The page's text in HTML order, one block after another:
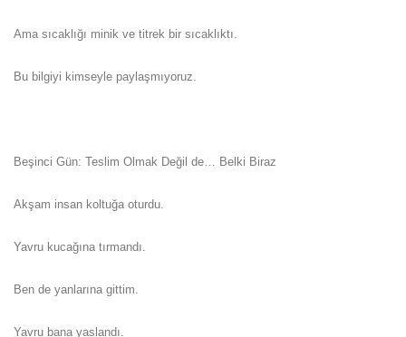
Ama sıcaklığı minik ve titrek bir sıcaklıktı.
Bu bilgiyi kimseyle paylaşmıyoruz.
Beşinci Gün: Teslim Olmak Değil de… Belki Biraz
Akşam insan koltuğa oturdu.
Yavru kucağına tırmandı.
Ben de yanlarına gittim.
Yavru bana yaslandı.